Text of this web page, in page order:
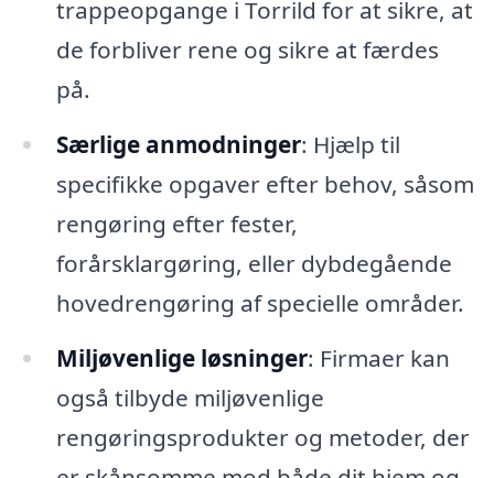
trappeopgange i Torrild for at sikre, at
de forbliver rene og sikre at færdes
på.
Særlige anmodninger: Hjælp til
specifikke opgaver efter behov, såsom
rengøring efter fester,
forårsklargøring, eller dybdegående
hovedrengøring af specielle områder.
Miljøvenlige løsninger: Firmaer kan
også tilbyde miljøvenlige
rengøringsprodukter og metoder, der